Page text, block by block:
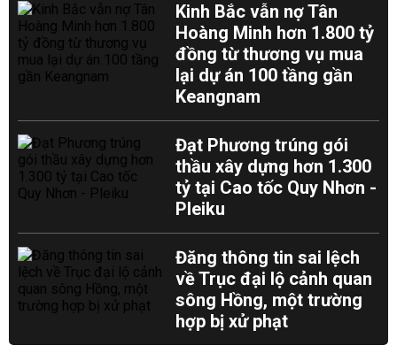
Kinh Bắc vẫn nợ Tân
Hoàng Minh hơn 1.800 tỷ
đồng từ thương vụ mua
lại dự án 100 tầng gần
Keangnam
Đạt Phương trúng gói
thầu xây dựng hơn 1.300
tỷ tại Cao tốc Quy Nhơn -
Pleiku
Đăng thông tin sai lệch
về Trục đại lộ cảnh quan
sông Hồng, một trường
hợp bị xử phạt